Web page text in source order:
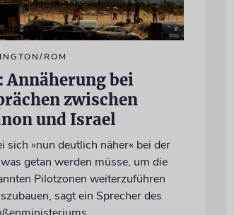
ROM
Annäherung bei
zwischen
und Israel
sich »nun deutlich näher« bei der
getan werden müsse, um die
Pilotzonen weiterzuführen
sagt ein Sprecher des